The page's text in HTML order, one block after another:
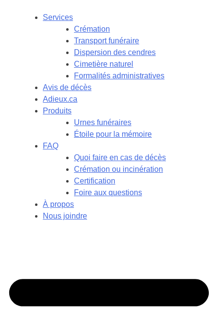
Services
Crémation
Transport funéraire
Dispersion des cendres
Cimetière naturel
Formalités administratives
Avis de décès
Adieux.ca
Produits
Urnes funéraires
Étoile pour la mémoire
FAQ
Quoi faire en cas de décès
Crémation ou incinération
Certification
Foire aux questions
À propos
Nous joindre